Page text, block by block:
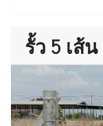
รั้ว 5 เส้